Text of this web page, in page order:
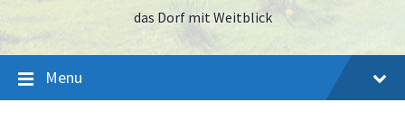
das Dorf mit Weitblick
Menu